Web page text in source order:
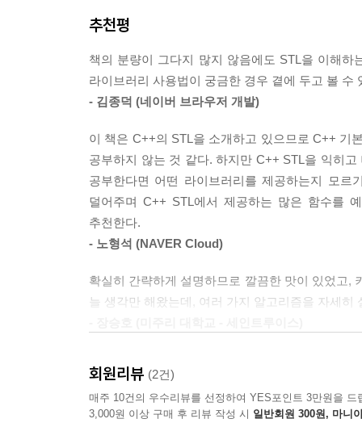
연관 컨테이너
반복자
콜러블
알고리즘
수학
스트링
스트링 뷰
정규 표현식
입력 스트림과 출력 스트림
파일 시스템 라이브러리
추천평
책의 분량이 그다지 많지 않음에도 STL을 이해
라이브러리 사용법이 궁금한 경우 곁에 두고 볼 수
- 김종덕 (네이버 브라우저 개발)
이 책은 C++의 STL을 소개하고 있으므로 C++ 기
공부하지 않는 것 같다. 하지만 C++ STL을 익히
공부한다면 어떤 라이브러리를 제공하는지 모
덜어주며 C++ STL에서 제공하는 많은 함수를
추천한다.
- 노형석 (NAVER Cloud)
확실히 간략하게 설명하므로 깔끔한 맛이 있었고,
늘 생각만 해왔는데, 여러 가지 알고리즘을 자세
라이브러리가 제공하는 기능 중에서 내가 구현하
- 한원식 (콘텐츠웨이브)
회원리뷰 (2건)
매주 10건의 우수리뷰를 선정하여 YES포인트 3만원을 드
3,000원 이상 구매 후 리뷰 작성 시 일반회원 300원, 마니